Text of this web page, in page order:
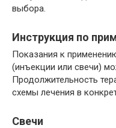
выбора.
Инструкция по
Показания к
(инъекции или свечи)
Продолжительность
схемы лечения в
Свечи